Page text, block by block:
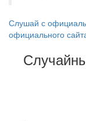
Слушай с
официального